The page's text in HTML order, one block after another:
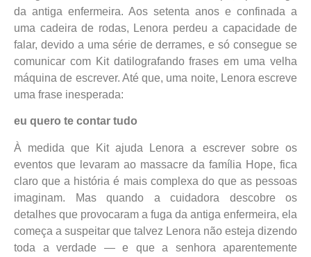
da antiga enfermeira. Aos setenta anos e confinada a
uma cadeira de rodas, Lenora perdeu a capacidade de
falar, devido a uma série de derrames, e só consegue se
comunicar com Kit datilografando frases em uma velha
máquina de escrever. Até que, uma noite, Lenora escreve
uma frase inesperada:
eu quero te contar tudo
À medida que Kit ajuda Lenora a escrever sobre os
eventos que levaram ao massacre da família Hope, fica
claro que a história é mais complexa do que as pessoas
imaginam. Mas quando a cuidadora descobre os
detalhes que provocaram a fuga da antiga enfermeira, ela
começa a suspeitar que talvez Lenora não esteja dizendo
toda a verdade ― e que a senhora aparentemente